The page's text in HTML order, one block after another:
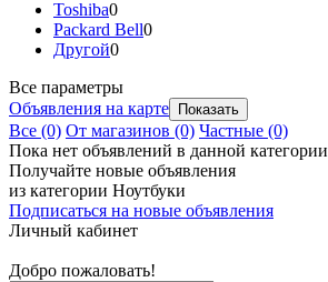
Toshiba0
Packard Bell0
Другой0
Все параметры
Объявления на карте
Все (0) От магазинов (0) Частные (0)
Пока нет объявлений в данной категории
Получайте новые объявления
из категории Ноутбуки
Подписаться на новые объявления
Личный кабинет
Добро пожаловать!